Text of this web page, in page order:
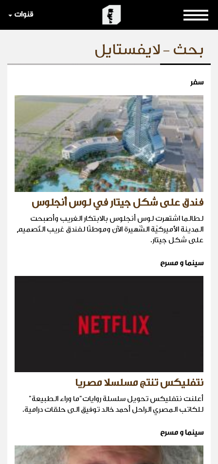
قنوات
بحث - لايفستايل
سفر
فندق على شكل جيتار في لوس أنجلوس
لطالما اشتهرت لوس أنجلوس بالابتكار الغريب وأصبحت
المدينة الأميركيّة الشّهيرة الآن وموطنًا لفندق غريب التّصميم
على شكل جيتار.
سينما و مسرح
نتفليكس تنتج مسلسلا مصريا
أعلنت نتفليكس تحويل سلسلة روايات"ما وراء الطبيعة"
للكاتب المصري الراحل أحمد خالد توفيق الى حلقات درامية.
سينما و مسرح